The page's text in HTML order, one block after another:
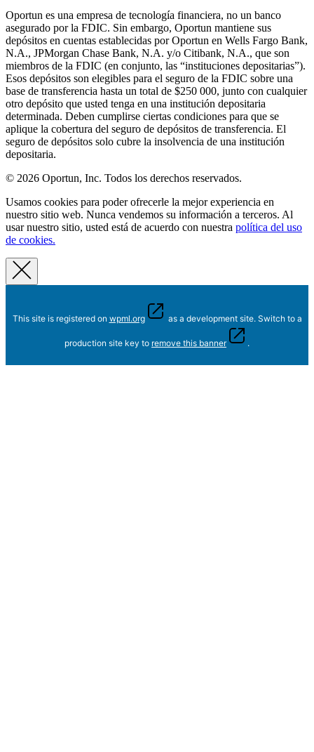
Oportun es una empresa de tecnología financiera, no un banco
asegurado por la FDIC. Sin embargo, Oportun mantiene sus
depósitos en cuentas establecidas por Oportun en Wells Fargo Bank,
N.A., JPMorgan Chase Bank, N.A. y/o Citibank, N.A., que son
miembros de la FDIC (en conjunto, las “instituciones depositarias”).
Esos depósitos son elegibles para el seguro de la FDIC sobre una
base de transferencia hasta un total de $250 000, junto con cualquier
otro depósito que usted tenga en una institución depositaria
determinada. Deben cumplirse ciertas condiciones para que se
aplique la cobertura del seguro de depósitos de transferencia. El
seguro de depósitos solo cubre la insolvencia de una institución
depositaria.
© 2026 Oportun, Inc. Todos los derechos reservados.
Usamos cookies para poder ofrecerle la mejor experiencia en
nuestro sitio web. Nunca vendemos su información a terceros. Al
usar nuestro sitio, usted está de acuerdo con nuestra política del uso
de cookies.
This site is registered on wpml.org as a development site. Switch to a
production site key to remove this banner .